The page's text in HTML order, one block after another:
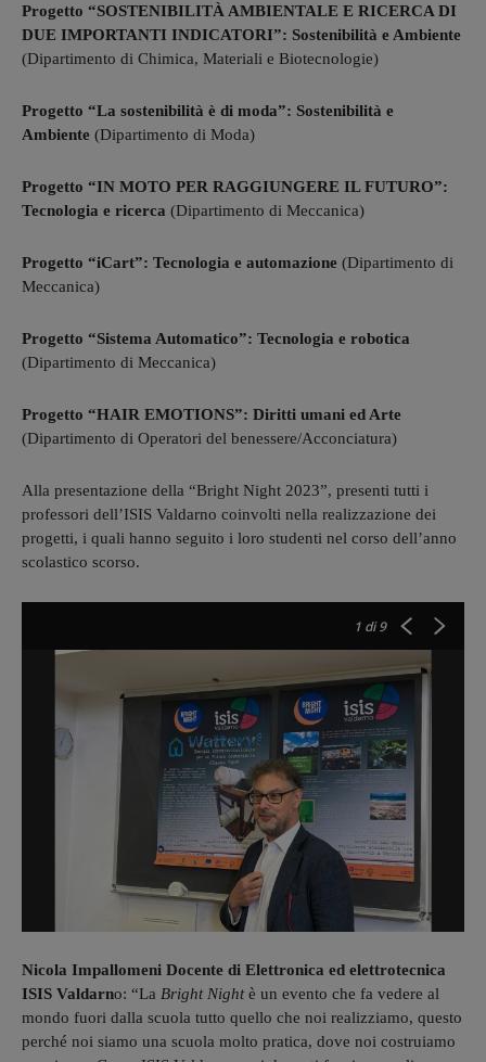
Progetto “SOSTENIBILITÀ AMBIENTALE E RICERCA DI
DUE IMPORTANTI INDICATORI”: Sostenibilità e Ambiente
(Dipartimento di Chimica, Materiali e Biotecnologie)
Progetto “La sostenibilità è di moda”: Sostenibilità e
Ambiente (Dipartimento di Moda)
Progetto “IN MOTO PER RAGGIUNGERE IL FUTURO”:
Tecnologia e ricerca (Dipartimento di Meccanica)
Progetto “iCart”: Tecnologia e automazione (Dipartimento di
Meccanica)
Progetto “Sistema Automatico”: Tecnologia e robotica
(Dipartimento di Meccanica)
Progetto “HAIR EMOTIONS”: Diritti umani ed Arte
(Dipartimento di Operatori del benessere/Acconciatura)
Alla presentazione della “Bright Night 2023”, presenti tutti i
professori dell’ISIS Valdarno coinvolti nella realizzazione dei
progetti, i quali hanno seguito i loro studenti nel corso dell’anno
scolastico scorso.
1 di 9
Nicola Impallomeni Docente di Elettronica ed elettrotecnica
ISIS Valdarno: “La Bright Nightè un evento che fa vedere al
mondo fuori dalla scuola tutto quello che noi realizziamo, questo
perché noi siamo una scuola molto pratica, dove noi costruiamo